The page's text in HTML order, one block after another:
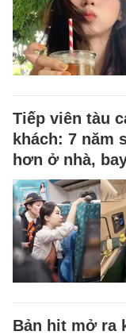
Tiếp viên tàu
khách: 7 năm
hơn ở nhà,
Bản hit mở ra